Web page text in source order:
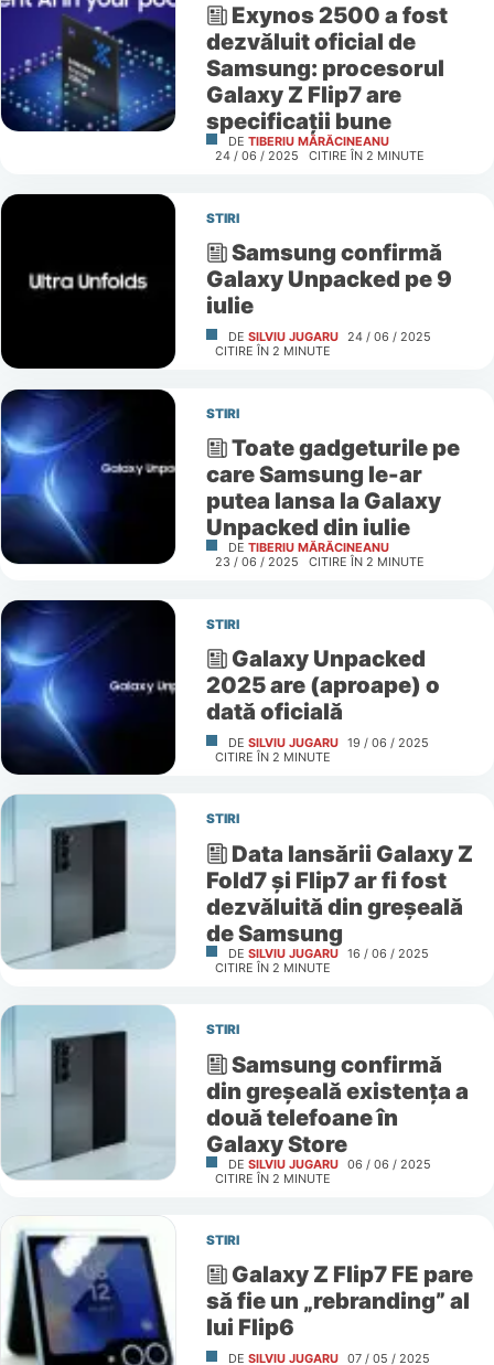
Exynos 2500 a fost
dezvăluit oficial de
Samsung: procesorul
Galaxy Z Flip7 are
specificații bune
DE TIBERIU MĂRĂCINEANU
24 / 06 / 2025
CITIRE ÎN 2 MINUTE
STIRI
Samsung confirmă
Galaxy Unpacked pe 9
iulie
DE SILVIU JUGARU 24 / 06 / 2025
CITIRE ÎN 2 MINUTE
STIRI
Toate gadgeturile pe
care Samsung le-ar
putea lansa la Galaxy
Unpacked din iulie
DE TIBERIU MĂRĂCINEANU
23 / 06 / 2025
CITIRE ÎN 2 MINUTE
STIRI
Galaxy Unpacked
2025 are (aproape) o
dată oficială
DE SILVIU JUGARU 19 / 06 / 2025
CITIRE ÎN 2 MINUTE
STIRI
Data lansării Galaxy Z
Fold7 și Flip7 ar fi fost
dezvăluită din greșeală
de Samsung
DE SILVIU JUGARU 16 / 06 / 2025
CITIRE ÎN 2 MINUTE
STIRI
Samsung confirmă
din greșeală existența a
două telefoane în
Galaxy Store
DE SILVIU JUGARU 06 / 06 / 2025
CITIRE ÎN 2 MINUTE
STIRI
Galaxy Z Flip7 FE pare
să fie un „rebranding” al
lui Flip6
DE SILVIU JUGARU 07 / 05 / 2025